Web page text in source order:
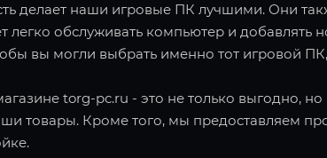
делает наши игровые ПК лучшими. Они
легко обслуживать компьютер и
вы могли выбрать именно тот игровой
torg-pc.ru - это не только выгодно,
товары. Кроме того, мы предоставляем